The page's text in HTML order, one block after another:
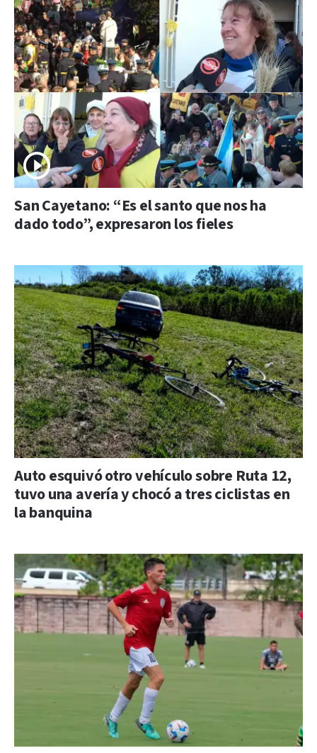
San Cayetano: “Es el santo que nos ha
dado todo”, expresaron los fieles
Auto esquivó otro vehículo sobre Ruta 12,
tuvo una avería y chocó a tres ciclistas en
la banquina